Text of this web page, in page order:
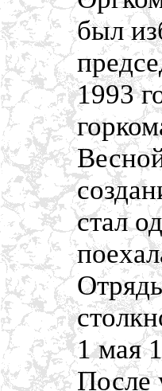
был
1993
стал
1 мая
После